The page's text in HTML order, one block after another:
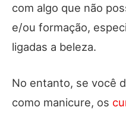
com algo que não
e/ou formação,
ligadas a beleza.
No entanto, se você
como manicure, os